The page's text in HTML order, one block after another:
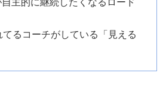
るコーチがしている「見える